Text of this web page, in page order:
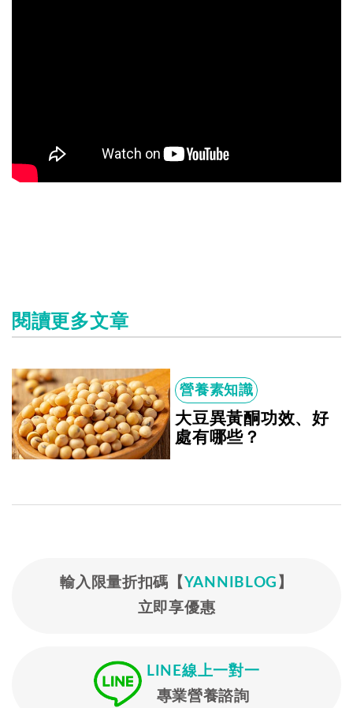
閱讀更多文章
營養素知識
大豆異黃酮功效、好
處有哪些？
輸入限量折扣碼【 YANNIBLOG 】
立即享優惠
LINE線上一對一
專業營養諮詢